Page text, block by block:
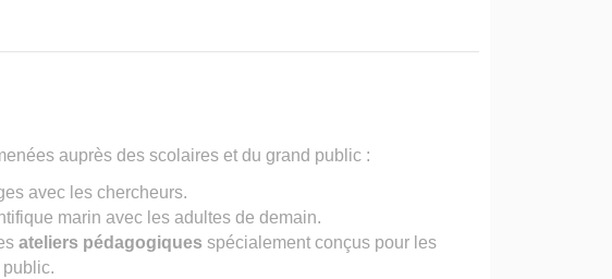
auprès des scolaires et du grand public :
avec les chercheurs.
marin avec les adultes de demain.
ateliers pédagogiques spécialement conçus pour les